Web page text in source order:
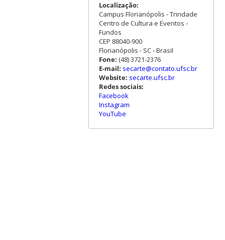
Localização:
Campus Florianópolis - Trindade
Centro de Cultura e Eventos -
Fundos
CEP 88040-900
Florianópolis - SC - Brasil
Fone: (48) 3721-2376
E-mail: secarte@contato.ufsc.br
Website: secarte.ufsc.br
Redes sociais:
Facebook
Instagram
YouTube